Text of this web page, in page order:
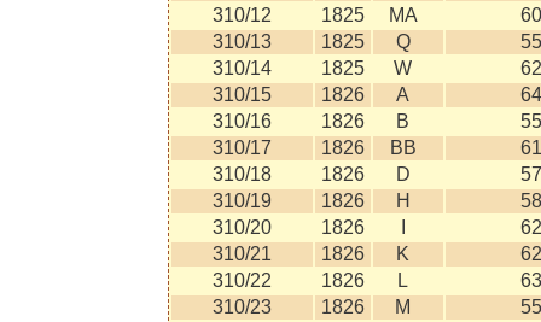
310/12
1825 MA
60
310/13
1825 Q
55
310/14
1825 W
62
310/15
1826 A
64
310/16
1826 B
55
310/17
1826 BB
61
310/18
1826 D
57
310/19
1826 H
58
310/20
1826
62
310/21
1826 K
62
310/22
1826 L
63
310/23
1826 M
55